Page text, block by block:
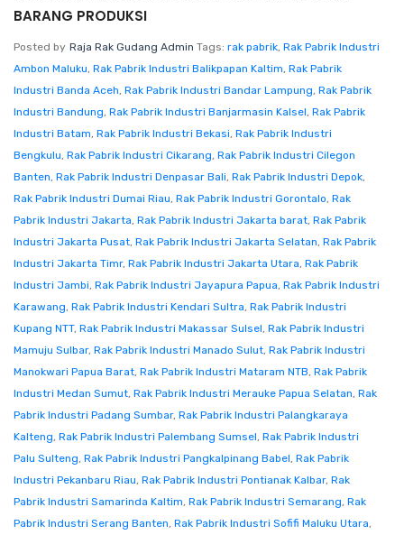
BARANG PRODUKSI
Posted by Raja Rak Gudang Admin Tags: rak pabrik, Rak Pabrik Industri
Ambon Maluku, Rak Pabrik Industri Balikpapan Kaltim, Rak Pabrik
Industri Banda Aceh, Rak Pabrik Industri Bandar Lampung, Rak Pabrik
Industri Bandung, Rak Pabrik Industri Banjarmasin Kalsel, Rak Pabrik
Industri Batam, Rak Pabrik Industri Bekasi, Rak Pabrik Industri
Bengkulu, Rak Pabrik Industri Cikarang, Rak Pabrik Industri Cilegon
Banten, Rak Pabrik Industri Denpasar Bali, Rak Pabrik Industri Depok,
Rak Pabrik Industri Dumai Riau, Rak Pabrik Industri Gorontalo, Rak
Pabrik Industri Jakarta, Rak Pabrik Industri Jakarta barat, Rak Pabrik
Industri Jakarta Pusat, Rak Pabrik Industri Jakarta Selatan, Rak Pabrik
Industri Jakarta Timr, Rak Pabrik Industri Jakarta Utara, Rak Pabrik
Industri Jambi, Rak Pabrik Industri Jayapura Papua, Rak Pabrik Industri
Karawang, Rak Pabrik Industri Kendari Sultra, Rak Pabrik Industri
Kupang NTT, Rak Pabrik Industri Makassar Sulsel, Rak Pabrik Industri
Mamuju Sulbar, Rak Pabrik Industri Manado Sulut, Rak Pabrik Industri
Manokwari Papua Barat, Rak Pabrik Industri Mataram NTB, Rak Pabrik
Industri Medan Sumut, Rak Pabrik Industri Merauke Papua Selatan, Rak
Pabrik Industri Padang Sumbar, Rak Pabrik Industri Palangkaraya
Kalteng, Rak Pabrik Industri Palembang Sumsel, Rak Pabrik Industri
Palu Sulteng, Rak Pabrik Industri Pangkalpinang Babel, Rak Pabrik
Industri Pekanbaru Riau, Rak Pabrik Industri Pontianak Kalbar, Rak
Pabrik Industri Samarinda Kaltim, Rak Pabrik Industri Semarang, Rak
Pabrik Industri Serang Banten, Rak Pabrik Industri Sofifi Maluku Utara,